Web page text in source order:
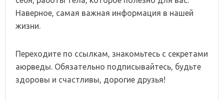
Наверное, самая важная информация в нашей
жизни.
Переходите по ссылкам, знакомьтесь с секретами
аюрведы. Обязательно подписывайтесь, будьте
здоровы и счастливы, дорогие друзья!